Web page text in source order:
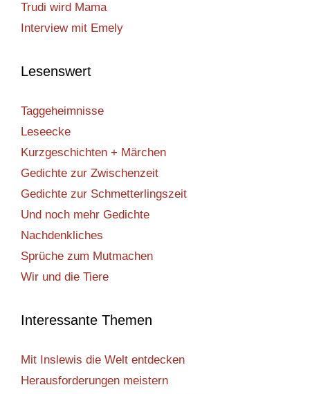
Trudi wird Mama
Interview mit Emely
Lesenswert
Taggeheimnisse
Leseecke
Kurzgeschichten + Märchen
Gedichte zur Zwischenzeit
Gedichte zur Schmetterlingszeit
Und noch mehr Gedichte
Nachdenkliches
Sprüche zum Mutmachen
Wir und die Tiere
Interessante Themen
Mit Inslewis die Welt entdecken
Herausforderungen meistern